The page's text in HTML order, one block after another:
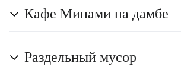
Кафе Минами на дамбе
Раздельный мусор